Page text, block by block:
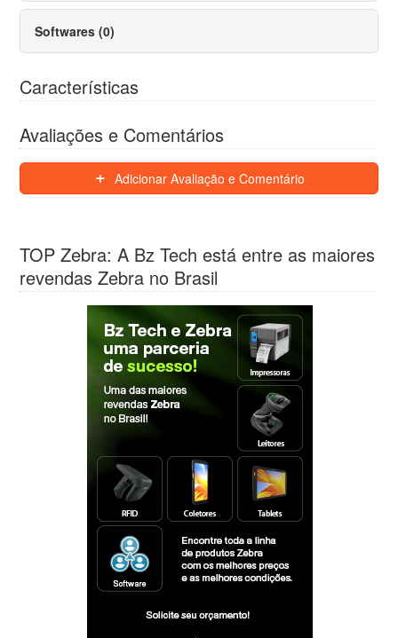
Softwares (0)
Características
Avaliações e Comentários
Adicionar Avaliação e Comentário
TOP Zebra: A Bz Tech está entre as maiores
revendas Zebra no Brasil